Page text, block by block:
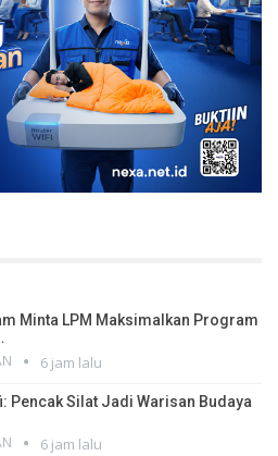
Minta LPM Maksimalkan Program
6 jam lalu
Pencak Silat Jadi Warisan Budaya
6 jam lalu